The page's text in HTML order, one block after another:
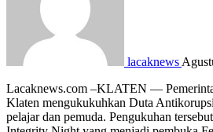
lacaknews
Lacaknews.com –KLATEN —
Klaten mengukukuhkan Duta
pelajar dan pemuda. Pengukuhan